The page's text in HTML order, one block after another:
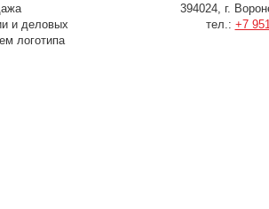
и деловых
логотипа
394024, г.
тел.: +7